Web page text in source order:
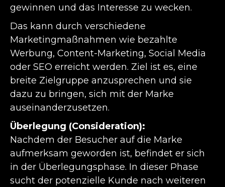
gewinnen und das Interesse zu wecken.
Das kann durch verschiedene
Marketingmaßnahmen wie bezahlte
Werbung, Content-Marketing, Social Media
oder SEO erreicht werden. Ziel ist es, eine
breite Zielgruppe anzusprechen und sie
dazu zu bringen, sich mit der Marke
auseinanderzusetzen.
Überlegung (Consideration):
Nachdem der Besucher auf die Marke
aufmerksam geworden ist, befindet er sich
in der Überlegungsphase. In dieser Phase
sucht der potenzielle Kunde nach weiteren